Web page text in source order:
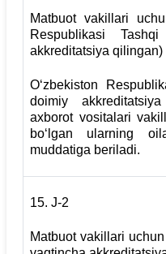
Matbuot vakillari
Respublikasi
akkreditatsiya qilingan)
O‘zbekiston
doimiy
axborot vositalari
bo‘lgan ularning
muddatiga beriladi.
15. J-2
Matbuot vakillari